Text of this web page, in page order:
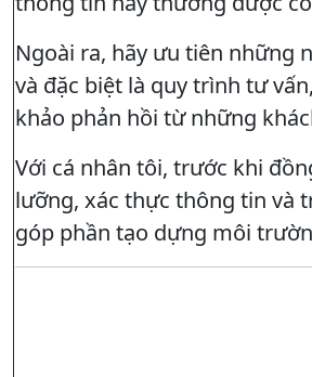
Ngoài ra, hãy ưu tiên những
và đặc biệt là quy trình tư
khảo phản hồi từ những
Với cá nhân tôi, trước khi
lưỡng, xác thực thông tin và
góp phần tạo dựng môi